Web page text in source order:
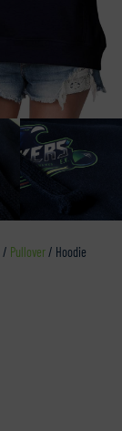
/ Pullover/ Hoodie